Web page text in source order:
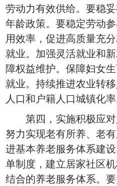
劳动力有效供给。要稳
年龄政策。要稳定劳动
用效率，促进高质量充
就业。加强灵活就业和
障权益维护。保障妇女
就业。持续推进农业转
人口和户籍人口城镇化率
第四，实施积极应
努力实现老有所养、老
进基本养老服务体系建
单制度，建立居家社区
结合的养老服务体系。